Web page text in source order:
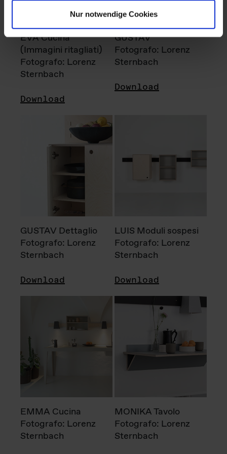
Nur notwendige Cookies
EVA Cucina
(Immagini ritagliati)
Fotografo: Lorenz
Sternbach
Download
GUSTAV
Fotografo: Lorenz
Sternbach
Download
GUSTAV Dettaglio
Fotografo: Lorenz
Sternbach
Download
LUIS Moduli sospesi
Fotografo: Lorenz
Sternbach
Download
EMMA Cucina
Fotografo: Lorenz
Sternbach
MONIKA Tavolo
Fotografo: Lorenz
Sternbach